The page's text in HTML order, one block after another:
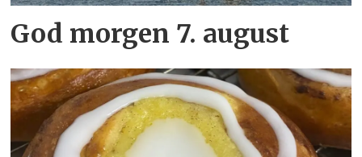
God morgen 7. august